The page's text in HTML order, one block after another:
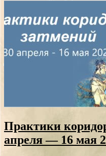
Практики
апреля — 16 мая